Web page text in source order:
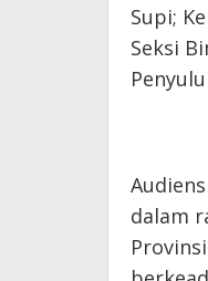
Supi;
Seksi
dalam